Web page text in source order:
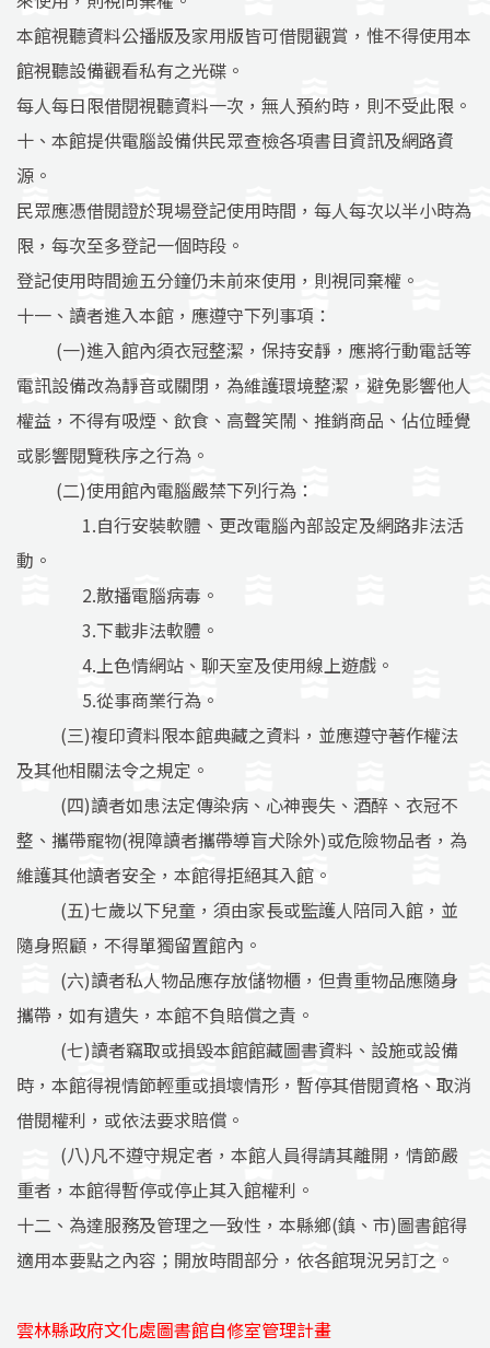
本館視聽資料公播版及家用版皆可借閱觀賞，惟不得使用本
館視聽設備觀看私有之光碟。
每人每日限借閱視聽資料一次，無人預約時，則不受此限。
十、本館提供電腦設備供民眾查檢各項書目資訊及網路資
源。
民眾應憑借閱證於現場登記使用時間，每人每次以半小時為
限，每次至多登記一個時段。
登記使用時間逾五分鐘仍未前來使用，則視同棄權。
十一、讀者進入本館，應遵守下列事項：
(一)進入館內須衣冠整潔，保持安靜，應將行動電話等
電訊設備改為靜音或關閉，為維護環境整潔，避免影響他人
權益，不得有吸煙、飲食、高聲笑鬧、推銷商品、佔位睡覺
或影響閱覽秩序之行為。
(二)使用館內電腦嚴禁下列行為：
1.自行安裝軟體、更改電腦內部設定及網路非法活
動。
2.散播電腦病毒。
3.下載非法軟體。
4.上色情網站、聊天室及使用線上遊戲。
5.從事商業行為。
(三)複印資料限本館典藏之資料，並應遵守著作權法
及其他相關法令之規定。
(四)讀者如患法定傳染病、心神喪失、酒醉、衣冠不
整、攜帶寵物(視障讀者攜帶導盲犬除外)或危險物品者，為
維護其他讀者安全，本館得拒絕其入館。
(五)七歲以下兒童，須由家長或監護人陪同入館，並
隨身照顧，不得單獨留置館內。
(六)讀者私人物品應存放儲物櫃，但貴重物品應隨身
攜帶，如有遺失，本館不負賠償之責。
(七)讀者竊取或損毀本館館藏圖書資料、設施或設備
時，本館得視情節輕重或損壞情形，暫停其借閱資格、取消
借閱權利，或依法要求賠償。
(八)凡不遵守規定者，本館人員得請其離開，情節嚴
重者，本館得暫停或停止其入館權利。
十二、為達服務及管理之一致性，本縣鄉(鎮、市)圖書館得
適用本要點之內容；開放時間部分，依各館現況另訂之。
雲林縣政府文化處圖書館自修室管理計畫